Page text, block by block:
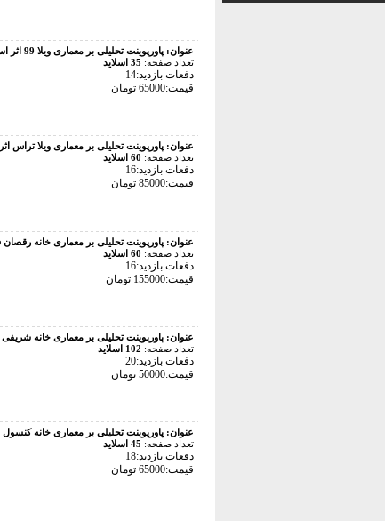
عنوان: پاورپوینت تحلیلی بر معماری ویلا 99 اثر استودیو معماری امبیانس
تعداد صفحه: 35 اسلاید
دفعات بازدید:14
قیمت:65000 تومان
عنوان: پاورپوینت تحلیلی بر معماری ویلا تراس
تعداد صفحه: 60 اسلاید
دفعات بازدید:16
قیمت:85000 تومان
عنوان: پاورپوینت تحلیلی بر معماری خانه
تعداد صفحه: 60 اسلاید
دفعات بازدید:16
قیمت:155000 تومان
عنوان: پاورپوینت تحلیلی بر معماری خانه شریفی
تعداد صفحه: 102 اسلاید
دفعات بازدید:20
قیمت:50000 تومان
عنوان: پاورپوینت تحلیلی بر معماری خانه
تعداد صفحه: 45 اسلاید
دفعات بازدید:18
قیمت:65000 تومان